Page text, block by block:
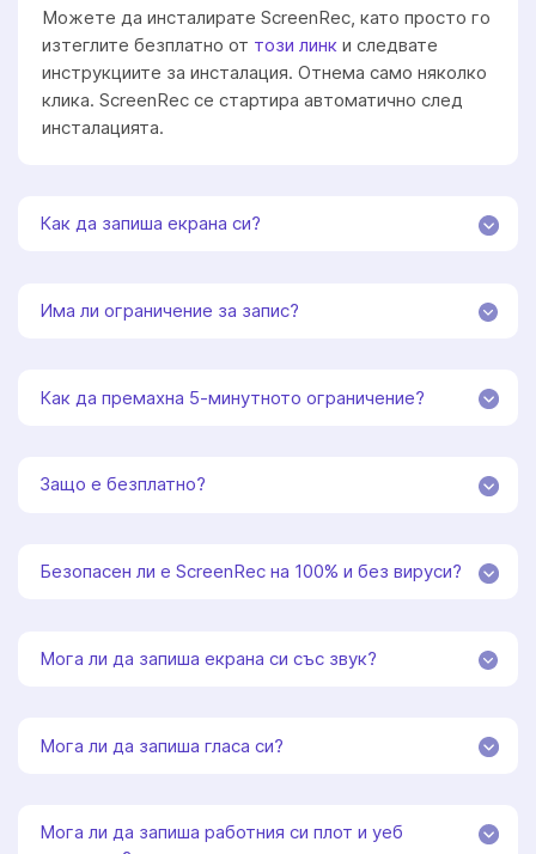
Можете да инсталирате ScreenRec, като просто го
изтеглите безплатно от този линк и следвате
инструкциите за инсталация. Отнема само няколко
клика. ScreenRec се стартира автоматично след
инсталацията.
Как да запиша екрана си?
Има ли ограничение за запис?
Как да премахна 5-минутното ограничение?
Защо е безплатно?
Безопасен ли е ScreenRec на 100% и без вируси?
Мога ли да запиша екрана си със звук?
Мога ли да запиша гласа си?
Мога ли да запиша работния си плот и уеб